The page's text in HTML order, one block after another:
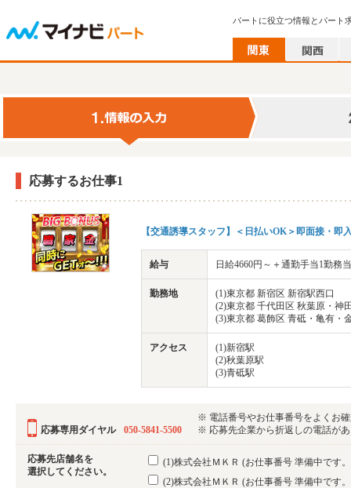
パートに役立つ情報とパート
応募するお仕事1
【交通誘導スタッフ】＜日払いOK＞即面接・
給与 日給4660円～＋通勤手当1勤務
勤務地
(1)東京都 新宿区 新宿駅西口
(2)東京都 千代田区 秋葉原・神
(3)東京都 葛飾区 青砥・亀有・
アクセス
(1)新宿駅
(2)秋葉原駅
(3)青砥駅
応募専用ダイヤル 050-5841-5500
※ 電話番号やお仕事番号をよくお
※ 応募先企業から折返しの電話が
応募先店舗名を
選択してください。
(1)株式会社ＭＫＲ (お仕事番号 準備中です
(2)株式会社ＭＫＲ (お仕事番号 準備中です